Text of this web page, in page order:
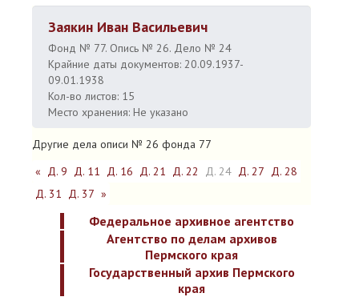
Заякин Иван Васильевич
Фонд № 77. Опись № 26. Дело № 24
Крайние даты документов: 20.09.1937-
09.01.1938
Кол-во листов: 15
Место хранения: Не указано
Другие дела описи № 26 фонда 77
« Д. 9 Д. 11 Д. 16 Д. 21 Д. 22 Д. 24 Д. 27 Д. 28
Д. 31 Д. 37 »
Федеральное архивное агентство
Агентство по делам архивов
Пермского края
Государственный архив Пермского
края